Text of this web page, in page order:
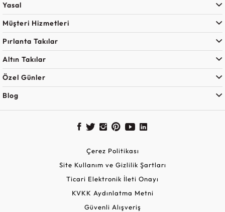
Yasal
Müşteri Hizmetleri
Pırlanta Takılar
Altın Takılar
Özel Günler
Blog
Çerez Politikası
Site Kullanım ve Gizlilik Şartları
Ticari Elektronik İleti Onayı
KVKK Aydınlatma Metni
Güvenli Alışveriş